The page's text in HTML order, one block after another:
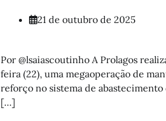
21 de outubro de 2025
Por @lsaiascoutinho A Prolagos
feira (22), uma megaoperação de
reforço no sistema de abastecimento
[…]